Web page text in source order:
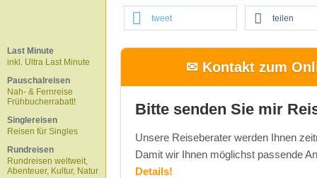
tweet teilen
Last Minute
inkl. Ultra Last Minute
Pauschalreisen
Nah- & Fernreise
Frühbucherrabatt!
Singlereisen
Reisen für Singles
Rundreisen
Rundreisen weltweit,
Abenteuer, Kultur, Natur
✉ Kontakt zum
Bitte senden Sie mir
Unsere Reiseberater werden Ihnen
Damit wir Ihnen möglichst passende
Details!